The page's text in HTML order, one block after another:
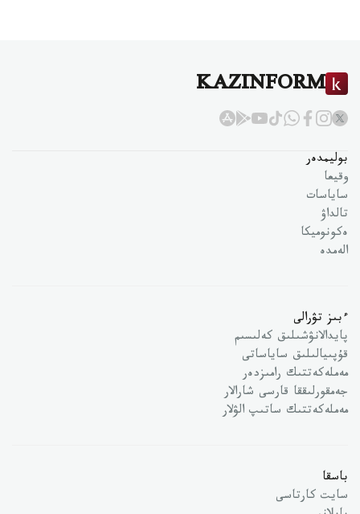
KAZINFORM
بوليمدەر
وقيعا
ساياسات
تالداۋ
ەكونوميكا
الەمدە
ءبىز تۋرالى
پايدالانۋشىلىق كەلىسىم
قۇپىيالىلىق ساياساتى
مەملەكەتتىك رامىزدەر
جەمقورلىققا قارسى شارالار
مەملەكەتتىك ساتىپ الۋلار
باسقا
سايت كارتاسى